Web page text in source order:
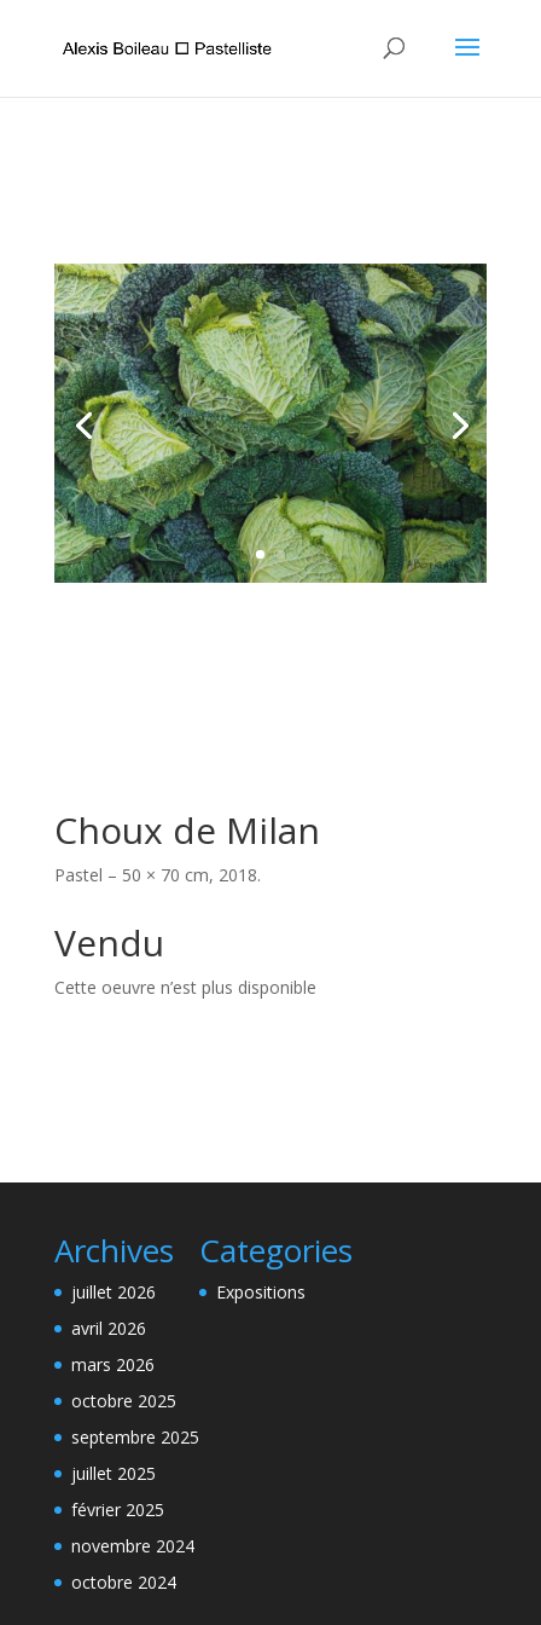
Choux de Milan
Pastel – 50 × 70 cm, 2018.
Vendu
Cette oeuvre n’est plus disponible
Archives
juillet 2026
avril 2026
mars 2026
octobre 2025
septembre 2025
juillet 2025
février 2025
novembre 2024
octobre 2024
Categories
Expositions